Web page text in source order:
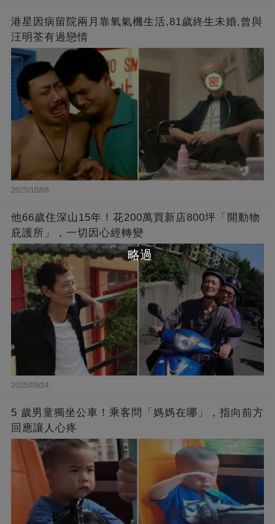
港星因病留院兩月靠氧氣機生活,81歲終生未婚,曾與
汪明荃有過戀情
2025/10/08
他66歲住深山15年！花200萬買新店800坪「開動物
庇護所」，一切因心經轉變
2025/09/24
5 歲男童獨坐公車！乘客問「媽媽在哪」，指向前方
回應讓人心疼
略過